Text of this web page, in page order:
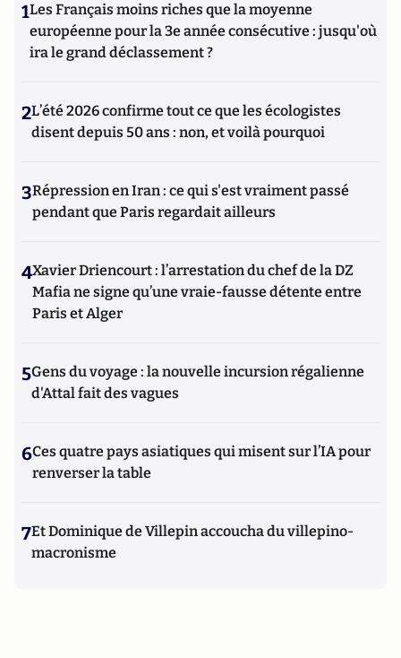
1Les Français moins riches que la moyenne
européenne pour la 3e année consécutive : jusqu'où
ira le grand déclassement ?
2L’été 2026 confirme tout ce que les écologistes
disent depuis 50 ans : non, et voilà pourquoi
3Répression en Iran : ce qui s'est vraiment passé
pendant que Paris regardait ailleurs
4Xavier Driencourt : l’arrestation du chef de la DZ
Mafia ne signe qu’une vraie-fausse détente entre
Paris et Alger
5Gens du voyage : la nouvelle incursion régalienne
d'Attal fait des vagues
6Ces quatre pays asiatiques qui misent sur l’IA pour
renverser la table
7Et Dominique de Villepin accoucha du villepino-
macronisme